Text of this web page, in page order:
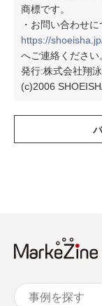
商標です。
・お問い合わせに
https://
へご連絡ください
発行:株式会社翔
(c)2006